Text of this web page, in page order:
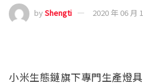
byShengti 2020 年 06 月
小米生態鏈旗下專門生產燈